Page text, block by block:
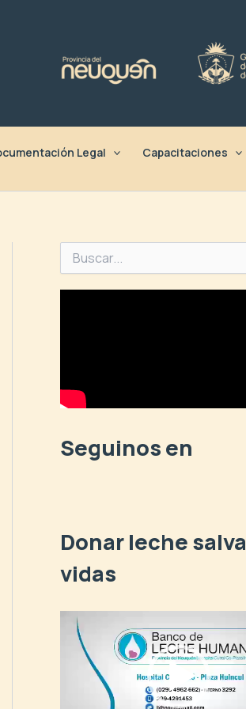
Legal
Capacitaciones
u
s
r
:
Seguinos en
Donar leche salva
vidas